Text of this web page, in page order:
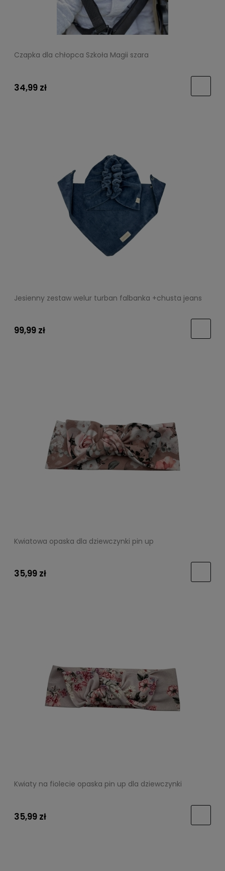
Czapka dla chłopca Szkoła Magii szara
34,99 zł
Jesienny zestaw welur turban falbanka +chusta jeans
99,99 zł
Kwiatowa opaska dla dziewczynki pin up
35,99 zł
Kwiaty na fiolecie opaska pin up dla dziewczynki
35,99 zł